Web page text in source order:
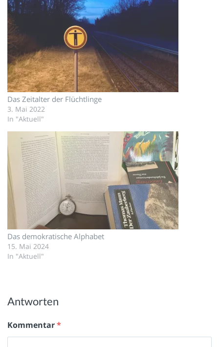
Das Zeitalter der Flüchtlinge
3. Mai 2022
In "Aktuell"
Das demokratische Alphabet
15. Mai 2024
In "Aktuell"
Antworten
Kommentar*